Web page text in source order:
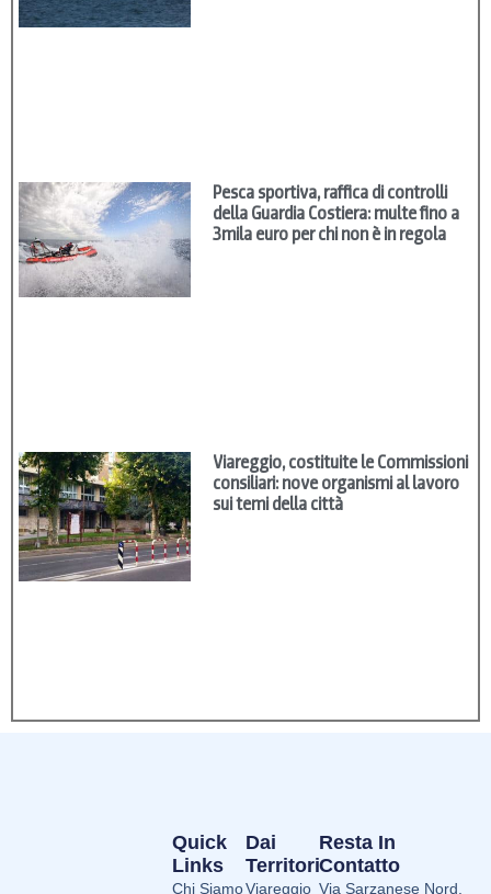
Pesca sportiva, raffica di controlli
della Guardia Costiera: multe fino a
3mila euro per chi non è in regola
Viareggio, costituite le Commissioni
consiliari: nove organismi al lavoro
sui temi della città
Dai
Territori
Viareggio
Quick
Links
Chi Siamo
Resta In
Contatto
Via Sarzanese Nord,